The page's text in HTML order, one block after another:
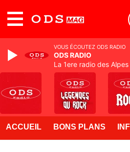
ACCUEIL BONS PLANS
VOUS ÉCOUTEZ ODS RADIO
ODS RADIO
La 1ere radio des Alpes